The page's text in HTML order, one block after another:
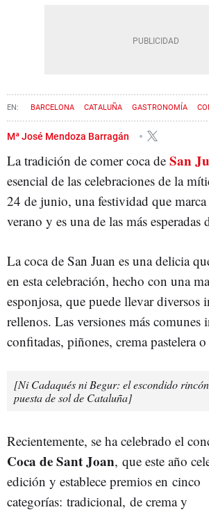
BARCELONA CATALUÑA GASTRONOMÍA
Mª José Mendoza Barragán
La tradición de comer coca de San
esencial de las celebraciones de la
24 de junio, una festividad que
verano y es una de las más esperadas
La coca de San Juan es una delicia
en esta celebración, hecho con una
esponjosa, que puede llevar diversos
rellenos. Las versiones más comunes
confitadas, piñones, crema pastelera
[Ni Cadaqués ni Begur: el escondido
puesta de sol de Cataluña]
Recientemente, se ha celebrado el
Coca de Sant Joan, que este año
edición y establece premios en cinco
categorías: tradicional, de crema y